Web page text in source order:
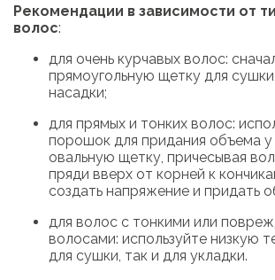
Рекомендации в зависимости от
волос:
для очень курчавых волос:
прямоугольную щетку для
насадки;
для прямых и тонких волос:
порошок для придания объема у
овальную щетку, причесывая
пряди вверх от корней к
создать напряжение и придать
для волос с тонкими или
волосами: используйте низкую
для сушки, так и для укладки.